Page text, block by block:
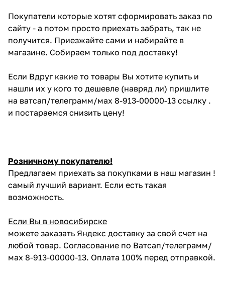
Покупатели которые хотят сформировать заказ по
сайту - а потом просто приехать забрать, так не
получится. Приезжайте сами и набирайте в
магазине. Собираем только под доставку!
Если Вдруг какие то товары Вы хотите купить и
нашли их у кого то дешевле (навряд ли) пришлите
на ватсап/телеграмм/мах 8-913-00000-13 ссылку .
и постараемся снизить цену!
Розничному покупателю!
Предлагаем приехать за покупками в наш магазин !
самый лучший вариант. Если есть такая
возможность.
Если Вы в новосибирске
можете заказать Яндекс доставку за свой счет на
любой товар. Согласование по Ватсап/телеграмм/
мах 8-913-00000-13. Оплата 100% перед отправкой.